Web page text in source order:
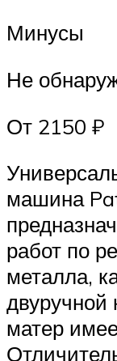
Минусы
Не
От 2150 ₽
машина
работ по
металла,
двуручной
матер